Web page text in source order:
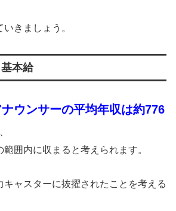
きましょう。
本給
ウンサーの平均年収は約776
囲内に収まると考えられます。
キャスターに抜擢されたことを考える